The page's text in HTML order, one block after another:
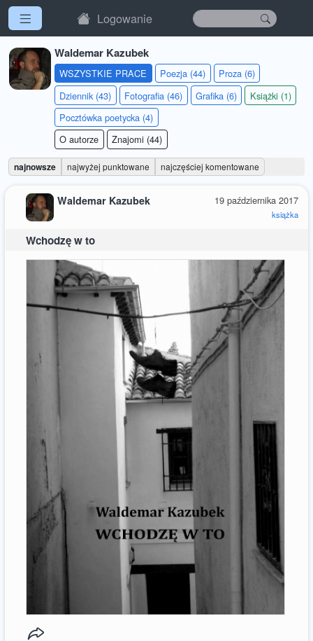
Logowanie
Waldemar Kazubek
WSZYSTKIE PRACE Poezja (44)
Proza (6)
Dziennik (43)
Fotografia (46) Grafika (6)
Książki (1)
Pocztówka poetycka (4)
O autorze
Znajomi (44)
najnowsze najwyżej punktowane najczęściej komentowane
19 października 2017
książka
Waldemar Kazubek
Wchodzę w to